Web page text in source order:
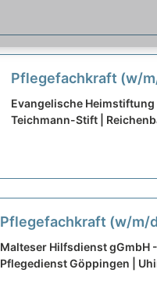
Pflegefachkraft (w/
- Ein Arbeitgeber
Vorstellungen! neu
Evangelische
Teichmann-Stift |
Pflegefachkraft (w/m/
Hier gehörst Du hin!
Malteser Hilfsdienst gGmbH
Pflegedienst Göppingen |